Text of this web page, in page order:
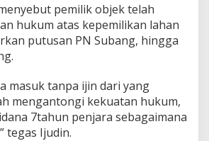
pemilik objek telah
hukum atas kepemilikan lahan
putusan PN Subang, hingga
masuk tanpa ijin dari yang
mengantongi kekuatan hukum,
7tahun penjara sebagaimana
tegas Ijudin.